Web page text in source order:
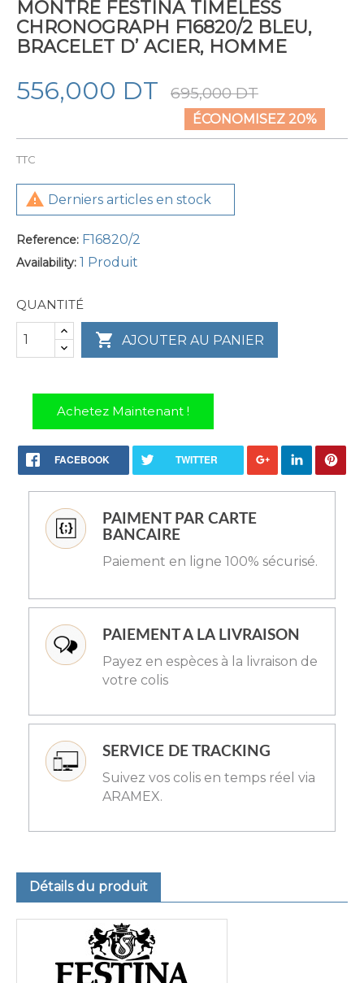
MONTRE FESTINA TIMELESS
CHRONOGRAPH F16820/2 BLEU,
BRACELET D’ ACIER, HOMME
556,000 DT 695,000 DT
ÉCONOMISEZ 20%
TTC
 Derniers articles en stock
Reference: F16820/2
Availability: 1 Produit
QUANTITÉ
 AJOUTER AU PANIER
Achetez Maintenant !
FACEBOOK TWITTER
PAIMENT PAR CARTE
BANCAIRE
Paiement en ligne 100% sécurisé.
PAIEMENT A LA LIVRAISON
Payez en espèces à la livraison de
votre colis
SERVICE DE TRACKING
Suivez vos colis en temps réel via
ARAMEX.
Détails du produit